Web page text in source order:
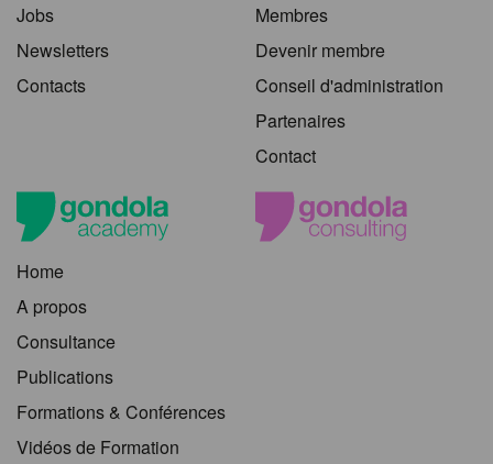
Jobs
Newsletters
Contacts
Membres
Devenir membre
Conseil d'administration
Partenaires
Contact
Home
A propos
Consultance
Publications
Formations & Conférences
Vidéos de Formation